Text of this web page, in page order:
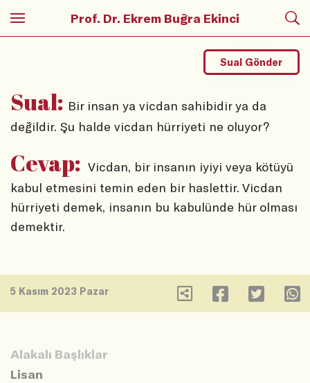
Prof. Dr. Ekrem Buğra Ekinci
Sual: Bir insan ya vicdan sahibidir ya da
değildir. Şu halde vicdan hürriyeti ne oluyor?
Sual Gönder
Cevap: Vicdan, bir insanın iyiyi veya kötüyü
kabul etmesini temin eden bir haslettir. Vicdan
hürriyeti demek, insanın bu kabulünde hür olması
demektir.
5 Kasım 2023 Pazar
Alakalı Başlıklar
Lisan